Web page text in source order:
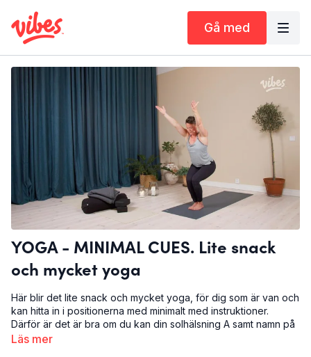
Gå med
YOGA - MINIMAL CUES. Lite snack
och mycket yoga
Här blir det lite snack och mycket yoga, för dig som är van och
kan hitta in i positionerna med minimalt med instruktioner.
Därför är det är bra om du kan din solhälsning A samt namn på
positioner. Varje position hålls i fem andetag, så du kan
Läs mer